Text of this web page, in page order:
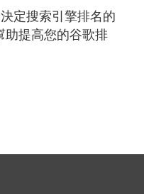
定搜索引擎排名的
助提高您的谷歌排